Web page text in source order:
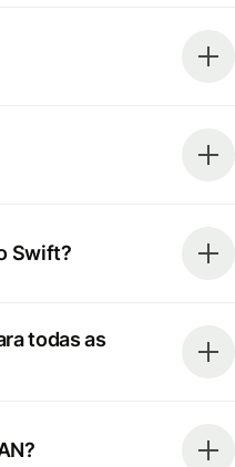
Swift?
todas as